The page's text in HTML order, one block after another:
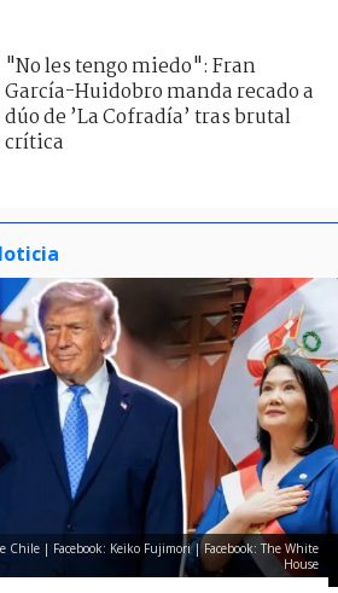
"No les tengo miedo": Fran
García-Huidobro manda recado a
dúo de ’La Cofradía’ tras brutal
crítica
Chile | Facebook: Keiko Fujimori | Facebook: The White
House